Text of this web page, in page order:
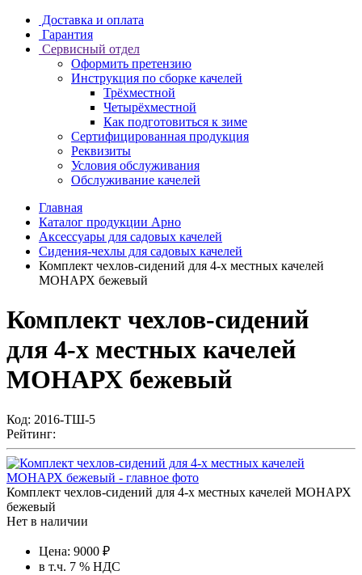
Доставка и оплата
Гарантия
Сервисный отдел
Оформить претензию
Инструкция по сборке качелей
Трёхместной
Четырёхместной
Как подготовиться к зиме
Сертифицированная продукция
Реквизиты
Условия обслуживания
Обслуживание качелей
Главная
Каталог продукции Арно
Аксессуары для садовых качелей
Сидения-чехлы для садовых качелей
Комплект чехлов-сидений для 4-х местных качелей
МОНАРХ бежевый
Комплект чехлов-сидений
для 4-х местных качелей
МОНАРХ бежевый
Код: 2016-ТШ-5
Рейтинг:
Комплект чехлов-сидений для 4-х местных качелей МОНАРХ
бежевый
Нет в наличии
Цена: 9000 ₽
в т.ч. 7 % НДС